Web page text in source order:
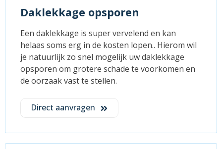
Daklekkage opsporen
Een daklekkage is super vervelend en kan
helaas soms erg in de kosten lopen.. Hierom wil
je natuurlijk zo snel mogelijk uw daklekkage
opsporen om grotere schade te voorkomen en
de oorzaak vast te stellen.
Direct aanvragen